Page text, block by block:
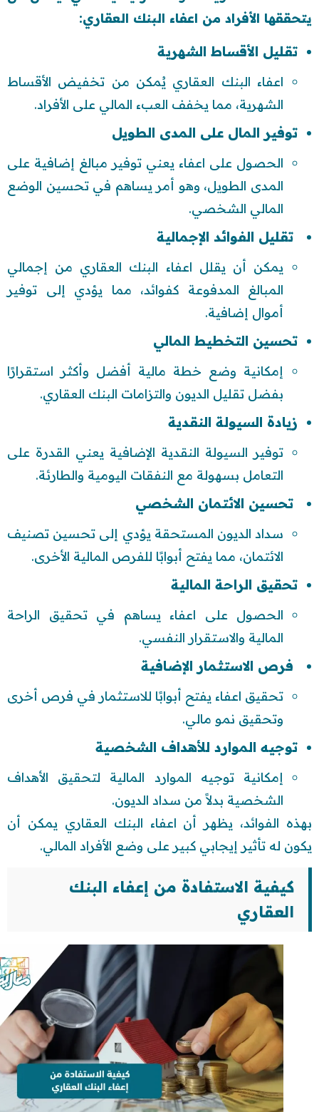
يتحققها الأفراد من اعفاء البنك العقاري:
تقليل الأقساط الشهرية
اعفاء البنك العقاري يُمكن من تخفيض الأقساط
الشهرية، مما يخفف العبء المالي على الأفراد.
توفير المال على المدى الطويل
الحصول على اعفاء يعني توفير مبالغ إضافية على
المدى الطويل، وهو أمر يساهم في تحسين الوضع
المالي الشخصي.
تقليل الفوائد الإجمالية
يمكن أن يقلل اعفاء البنك العقاري من إجمالي
المبالغ المدفوعة كفوائد، مما يؤدي إلى توفير
أموال إضافية.
تحسين التخطيط المالي
إمكانية وضع خطة مالية أفضل وأكثر استقرارًا
بفضل تقليل الديون والتزامات البنك العقاري.
زيادة السيولة النقدية
توفير السيولة النقدية الإضافية يعني القدرة على
التعامل بسهولة مع النفقات اليومية والطارئة.
تحسين الائتمان الشخصي
سداد الديون المستحقة يؤدي إلى تحسين تصنيف
الائتمان، مما يفتح أبوابًا للفرص المالية الأخرى.
تحقيق الراحة المالية
الحصول على اعفاء يساهم في تحقيق الراحة
المالية والاستقرار النفسي.
فرص الاستثمار الإضافية
تحقيق اعفاء يفتح أبوابًا للاستثمار في فرص أخرى
وتحقيق نمو مالي.
توجيه الموارد للأهداف الشخصية
إمكانية توجيه الموارد المالية لتحقيق الأهداف
الشخصية بدلاً من سداد الديون.
بهذه الفوائد، يظهر أن اعفاء البنك العقاري يمكن أن
يكون له تأثير إيجابي كبير على وضع الأفراد المالي.
كيفية الاستفادة من إعفاء البنك
العقاري